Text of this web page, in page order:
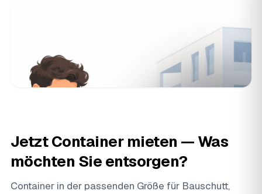
Jetzt Container mieten — Was
möchten Sie entsorgen?
Container in der passenden Größe für Bauschutt,